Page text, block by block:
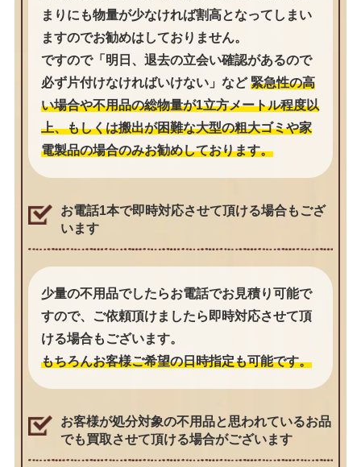
まりにも物量が少なければ割高となってしまい
ますのでお勧めはしておりません。
ですので「明日、退去の立会い確認があるので
必ず片付けなければいけない」など緊急性の高
い場合や不用品の総物量が1立方メートル程度以
上、もしくは搬出が困難な大型の粗大ゴミや家
電製品の場合のみお勧めしております。
お電話1本で即時対応させて頂ける場合もござ
います
少量の不用品でしたらお電話でお見積り可能で
すので、ご依頼頂けましたら即時対応させて頂
ける場合もございます。
もちろんお客様ご希望の日時指定も可能です。
お客様が処分対象の不用品と思われているお品
でも買取させて頂ける場合がございます